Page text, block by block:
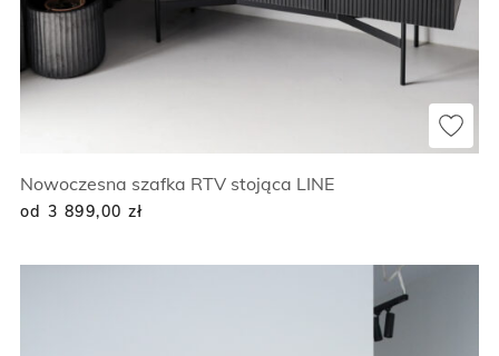
Nowoczesna szafka RTV stojąca LINE
od 3 899,00 zł